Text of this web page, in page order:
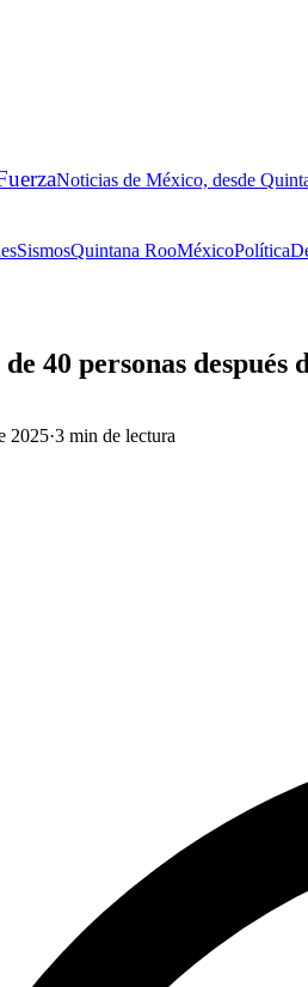
Noticias de México, desde
SismosQuintana RooMéxicoPolítica
40 personas
2025·3 min de lectura